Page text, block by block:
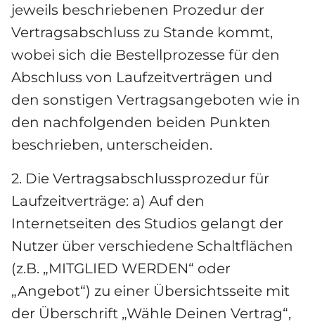
jeweils beschriebenen Prozedur der
Vertragsabschluss zu Stande kommt,
wobei sich die Bestellprozesse für den
Abschluss von Laufzeitverträgen und
den sonstigen Vertragsangeboten wie in
den nachfolgenden beiden Punkten
beschrieben, unterscheiden.
2. Die Vertragsabschlussprozedur für
Laufzeitverträge: a) Auf den
Internetseiten des Studios gelangt der
Nutzer über verschiedene Schaltflächen
(z.B. „MITGLIED WERDEN“ oder
„Angebot“) zu einer Übersichtsseite mit
der Überschrift „Wähle Deinen Vertrag“,